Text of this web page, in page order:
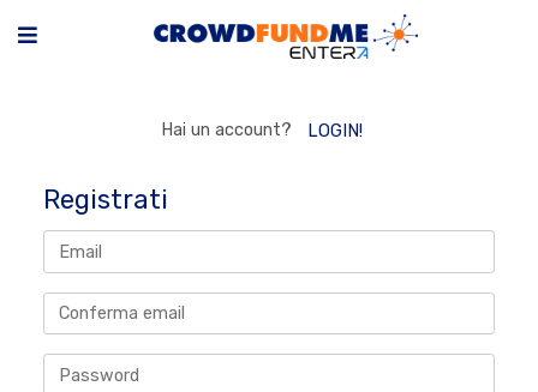
Hai un account? LOGIN!
Registrati